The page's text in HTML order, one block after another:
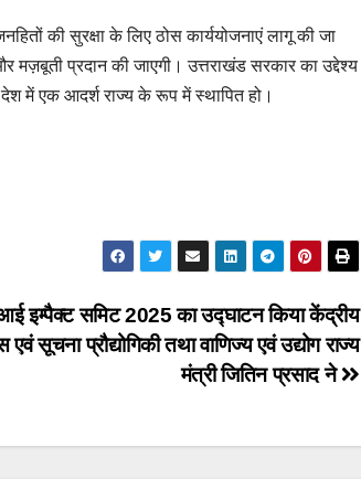
की सुरक्षा के लिए ठोस कार्ययोजनाएं लागू की जा
प्रदान की जाएगी। उत्तराखंड सरकार का उद्देश्य
देश में एक आदर्श राज्य के रूप में स्थापित हो।
इम्पैक्ट समिट 2025 का उद्घाटन किया केंद्रीय
एवं सूचना प्रौद्योगिकी तथा वाणिज्य एवं उद्योग राज्य
मंत्री जितिन प्रसाद ने